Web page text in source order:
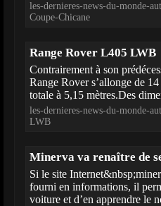
les-dernieres-news-du-monde-
Coupe-Chicane
Range Rover L405 LWB
Contrairement à son
Range Rover s’allonge de
totale à 5,15 mètres.Des
les-dernieres-news-du-monde-
LWB
Minerva va renaître de
Si le site
fourni en informations, il
voiture et d’en apprendre le